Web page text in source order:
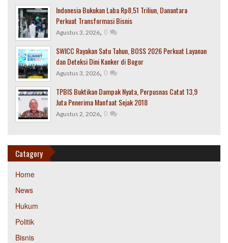
Indonesia Bukukan Laba Rp8,51 Triliun, Danantara
Perkuat Transformasi Bisnis
Agustus 3, 2026, 0
SWICC Rayakan Satu Tahun, BOSS 2026 Perkuat Layanan
dan Deteksi Dini Kanker di Bogor
Agustus 3, 2026, 0
TPBIS Buktikan Dampak Nyata, Perpusnas Catat 13,9
Juta Penerima Manfaat Sejak 2018
Agustus 2, 2026, 0
Catagory
Home
News
Hukum
Politik
Bisnis